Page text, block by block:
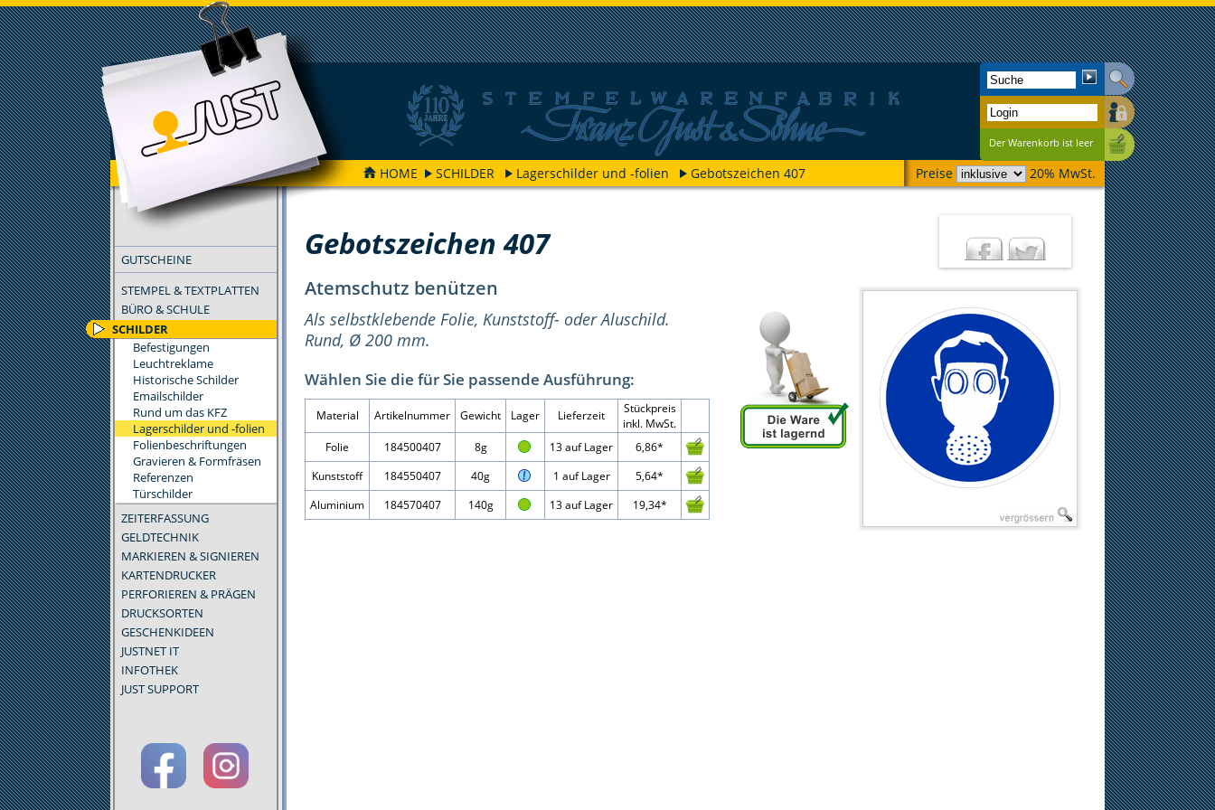
Der Warenkorb ist leer
Preise 20% MwSt.
HOME SCHILDER Lagerschilder und -folien Gebotszeichen 407
GUTSCHEINE
STEMPEL & TEXTPLATTEN
BÜRO & SCHULE
SCHILDER
Befestigungen
Leuchtreklame
Historische Schilder
Emailschilder
Rund um das KFZ
Lagerschilder und -folien
Folienbeschriftungen
Gravieren & Formfräsen
Referenzen
Türschilder
ZEITERFASSUNG
GELDTECHNIK
MARKIEREN & SIGNIEREN
KARTENDRUCKER
PERFORIEREN & PRÄGEN
DRUCKSORTEN
GESCHENKIDEEN
JUSTNET IT
INFOTHEK
JUST SUPPORT
FILTER
Gebotszeichen 407
Atemschutz benützen
Als selbstklebende Folie, Kunststoff- oder Aluschild.
Rund, Ø 200 mm.
Wählen Sie die für Sie passende Ausführung:
Material Artikelnummer Gewicht Lager Lieferzeit
Stückpreis
inkl. MwSt.
Folie
184500407 8g 13 auf Lager
6,86*
Kunststoff
184550407 40g 1 auf Lager
5,64*
Aluminium
184570407 140g 13 auf Lager 19,34*